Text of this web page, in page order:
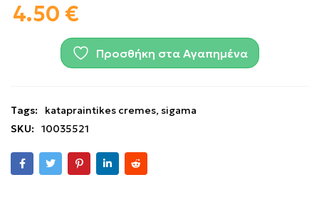
4.50 €
Προσθήκη στα Αγαπημένα
Tags: katapraintikes cremes, sigama
SKU:
10035521